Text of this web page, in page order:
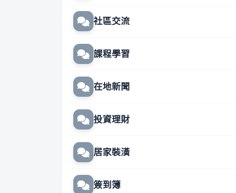
社區交流
課程學習
在地新聞
投資理財
居家裝潢
簽到簿